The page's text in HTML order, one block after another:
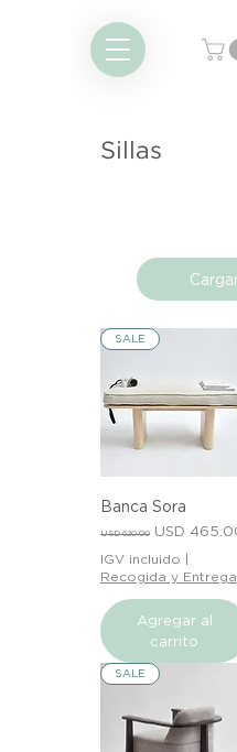
Sillas
SALE
Banca Sora
Precio
USD 620.00 Precio de
USD
IGV incluido |
Recogida y Entrega
Agregar al
carrito
SALE